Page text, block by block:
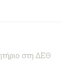
στη ΔΕΘ